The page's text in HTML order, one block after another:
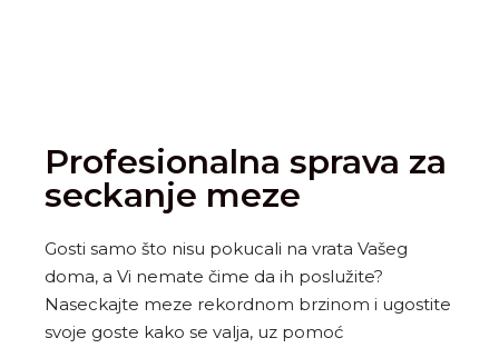
Profesionalna sprava za
seckanje meze
Gosti samo što nisu pokucali na vrata Vašeg
doma, a Vi nemate čime da ih poslužite?
Naseckajte meze rekordnom brzinom i ugostite
svoje goste kako se valja, uz pomoć